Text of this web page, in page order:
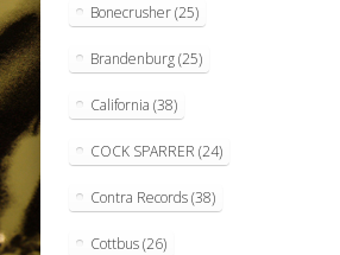
Bonecrusher(25)
Brandenburg(25)
California (38)
COCK SPARRER (24)
Contra Records(38)
Cottbus(26)